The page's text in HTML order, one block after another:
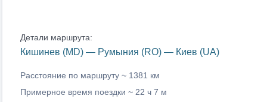
Детали маршрута:
Кишинев (MD) — Румыния (RO) — Киев (UA)
Расстояние по маршруту ~ 1381 км
Примерное время поездки ~ 22 ч 7 м